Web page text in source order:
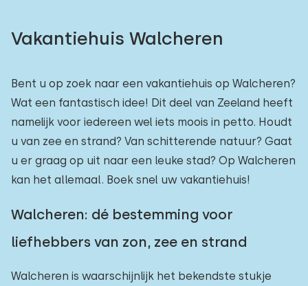
Vakantiehuis Walcheren
Bent u op zoek naar een vakantiehuis op Walcheren?
Wat een fantastisch idee! Dit deel van Zeeland heeft
namelijk voor iedereen wel iets moois in petto. Houdt
u van zee en strand? Van schitterende natuur? Gaat
u er graag op uit naar een leuke stad? Op Walcheren
kan het allemaal. Boek snel uw vakantiehuis!
Walcheren: dé bestemming voor
liefhebbers van zon, zee en strand
Walcheren is waarschijnlijk het bekendste stukje